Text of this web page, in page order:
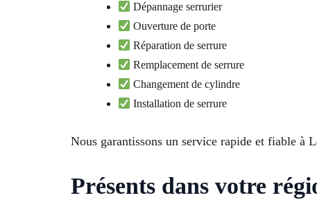
Dépannage serrurier
Ouverture de porte
Réparation de serrure
Remplacement de serrure
Changement de cylindre
Installation de serrure
Nous garantissons un service rapide et fiable à
Présents dans votre